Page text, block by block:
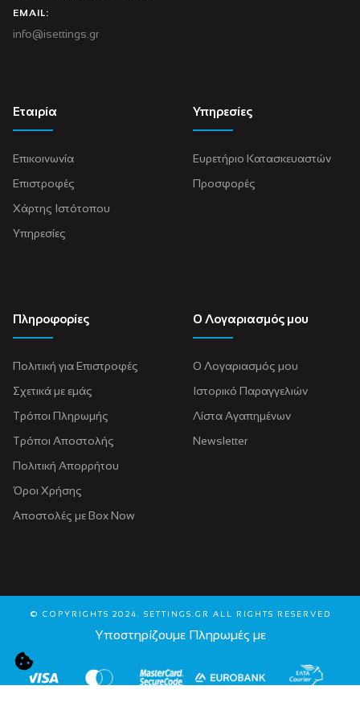
EMAIL:
info@isettings.gr
Εταιρία
Επικοινωνία
Επιστροφές
Χάρτης Ιστότοπου
Υπηρεσίες
Υπηρεσίες
Ευρετήριο Κατασκευαστών
Προσφορές
Πληροφορίες
Πολιτική για Eπιστροφές
Σχετικά με εμάς
Τρόποι Πληρωμής
Τρόποι Αποστολής
Πολιτική Απορρήτου
Όροι Χρήσης
Αποστολές με Box Now
Ο Λογαριασμός μου
Ο Λογαριασμός μου
Ιστορικό Παραγγελιών
Λίστα Αγαπημένων
Newsletter
© COPYRIGHTS 2024. SETTINGS.GR ALL RIGHTS RESERVED
Υποστηρίζουμε Πληρωμές με